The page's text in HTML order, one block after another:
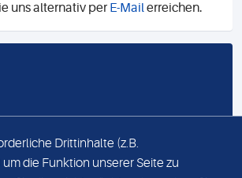
uns alternativ per E-Mailerreichen.
Urlaub?
uns über dieses Formular.
Drittinhalte (z.B.
die Funktion unserer Seite zu